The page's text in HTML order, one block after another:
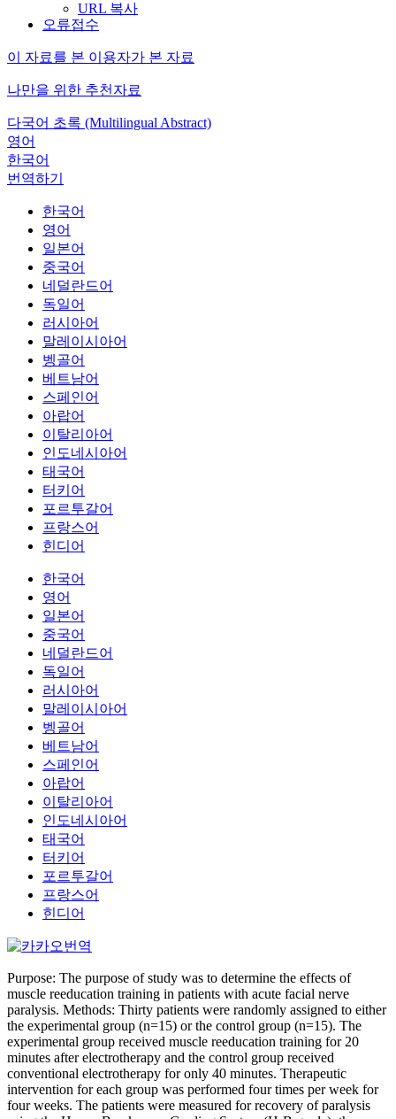
URL 복사
오류접수
이 자료를 본 이용자가 본 자료
나만을 위한 추천자료
다국어 초록 (Multilingual Abstract)
영어
한국어
번역하기
한국어
영어
일본어
중국어
네덜란드어
독일어
러시아어
말레이시아어
벵골어
베트남어
스페인어
아랍어
이탈리아어
인도네시아어
태국어
터키어
포르투갈어
프랑스어
힌디어
한국어
영어
일본어
중국어
네덜란드어
독일어
러시아어
말레이시아어
벵골어
베트남어
스페인어
아랍어
이탈리아어
인도네시아어
태국어
터키어
포르투갈어
프랑스어
힌디어
Purpose: The purpose of study was to determine the effects of
muscle reeducation training in patients with acute facial nerve
paralysis. Methods: Thirty patients were randomly assigned to either
the experimental group (n=15) or the control group (n=15). The
experimental group received muscle reeducation training for 20
minutes after electrotherapy and the control group received
conventional electrotherapy for only 40 minutes. Therapeutic
intervention for each group was performed four times per week for
four weeks. The patients were measured for recovery of paralysis